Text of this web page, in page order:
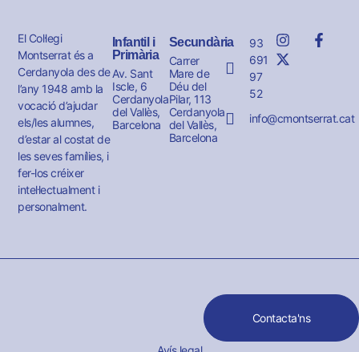
El Col·legi
Montserrat és a
Cerdanyola des de
l’any 1948 amb la
vocació d’ajudar
els/les alumnes,
d’estar al costat de
les seves famílies, i
fer-los créixer
intel·lectualment i
personalment.
Infantil i
Primària
Av. Sant
Iscle, 6
Cerdanyola
del Vallès,
Barcelona
Secundària
Carrer
Mare de
Déu del
Pilar, 113
Cerdanyola
del Vallès,
Barcelona
93
691
97
52
info@cmontserrat.cat
Contacta'ns